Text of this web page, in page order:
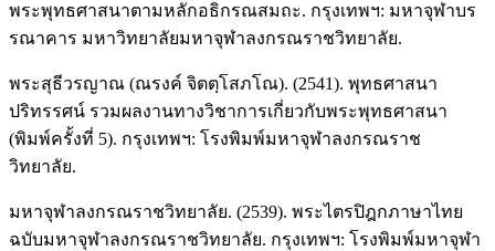
พระพุทธศาสนาตามหลักอธิกรณสมถะ. กรุงเทพฯ: มหาจุฬาบร
รณาคาร มหาวิทยาลัยมหาจุฬาลงกรณราชวิทยาลัย.
พระสุธีวรญาณ (ณรงค์ จิตตฺโสภโณ). (2541). พุทธศาสนา
ปริทรรศน์ รวมผลงานทางวิชาการเกี่ยวกับพระพุทธศาสนา
(พิมพ์ครั้งที่ 5). กรุงเทพฯ: โรงพิมพ์มหาจุฬาลงกรณราช
วิทยาลัย.
มหาจุฬาลงกรณราชวิทยาลัย. (2539). พระไตรปิฎกภาษาไทย
ฉบับมหาจุฬาลงกรณราชวิทยาลัย. กรุงเทพฯ: โรงพิมพ์มหาจุฬา